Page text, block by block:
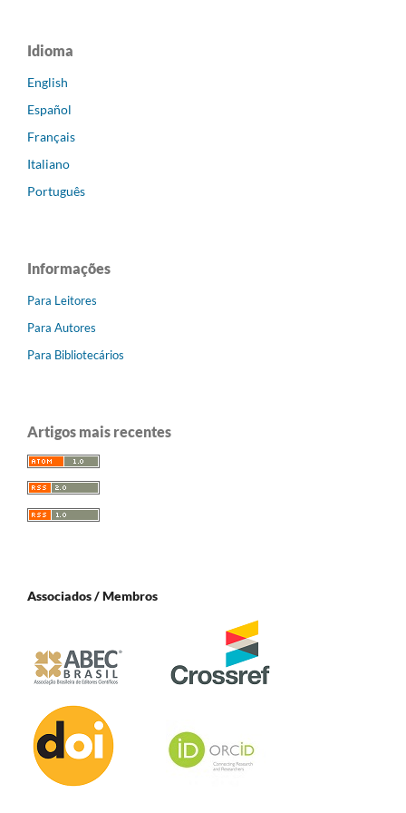
Idioma
English
Español
Français
Italiano
Português
Informações
Para Leitores
Para Autores
Para Bibliotecários
Artigos mais recentes
Associados / Membros